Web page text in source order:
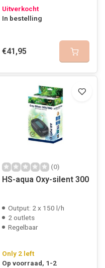
Uitverkocht
In bestelling
€41,95
(0)
HS-aqua Oxy-silent 300
Output: 2 x 150 l/h
2 outlets
Regelbaar
Only 2 left
Op voorraad, 1-2